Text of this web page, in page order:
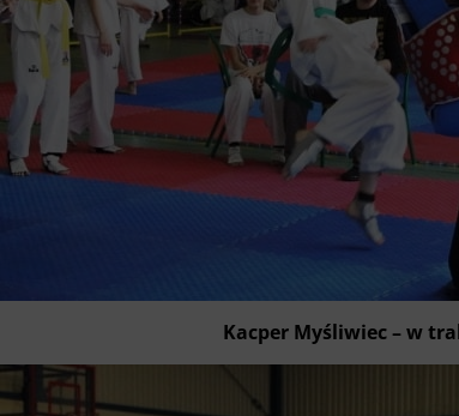
Kacper Myśliwiec – w